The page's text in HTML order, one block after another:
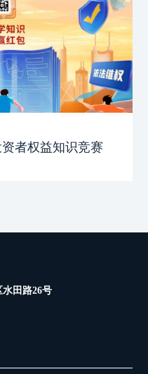
资者权益知识竞赛
田路26号